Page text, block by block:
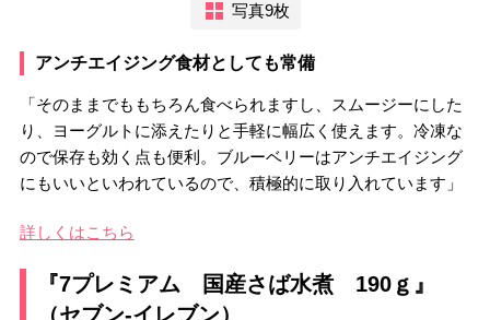
写真9枚
アンチエイジング食材としても常備
「そのままでももちろん食べられますし、スムージーにした
り、ヨーグルトに添えたりと手軽に幅広く使えます。冷凍な
ので保存も効く点も便利。ブルーベリーはアンチエイジング
にもいいといわれているので、積極的に取り入れています」
詳しくはこちら
『7プレミアム 国産さば水煮 190ｇ』
（セブン-イレブン）